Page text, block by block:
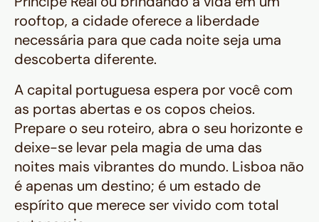
rooftop, a cidade oferece a liberdade
necessária para que cada noite seja uma
descoberta diferente.
A capital portuguesa espera por você com
as portas abertas e os copos cheios.
Prepare o seu roteiro, abra o seu horizonte e
deixe-se levar pela magia de uma das
noites mais vibrantes do mundo. Lisboa não
é apenas um destino; é um estado de
espírito que merece ser vivido com total